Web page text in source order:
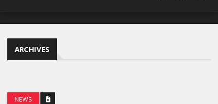
ARCHIVES
NEWS